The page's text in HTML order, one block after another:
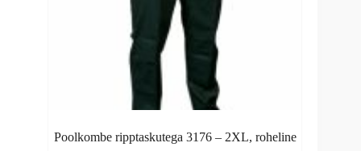
Poolkombe ripptaskutega 3176 – 2XL, roheline